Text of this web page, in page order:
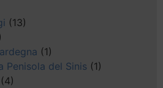
(13)
(1)
Penisola del Sinis (1)
(4)